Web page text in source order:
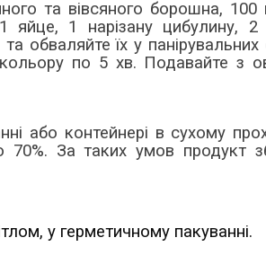
та вівсяного борошна, 100
яйце, 1 нарізану цибулину, 2
обваляйте їх у панірувальних
по 5 хв. Подавайте з
або контейнері в сухому
70%. За таких умов продукт
у герметичному пакуванні.